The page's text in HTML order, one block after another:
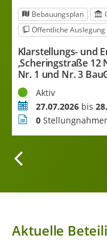
Bebauungsplan
Öffentliche Auslegung
Klarstellungs- und
‚Scheringstraße 12
Nr. 1 und Nr. 3
StatusAktiv
Zeitraum27.07.2026bis
Stellungnahmen
0
Aktuelle